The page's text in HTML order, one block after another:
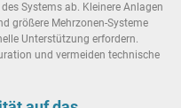
Systems ab. Kleinere Anlagen
größere Mehrzonen-Systeme
Unterstützung erfordern.
und vermeiden technische